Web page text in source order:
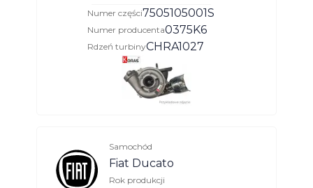
Numer części7505105001S
Numer producenta0375K6
Rdzeń turbinyCHRA1027
Samochód
Fiat Ducato
Rok produkcji